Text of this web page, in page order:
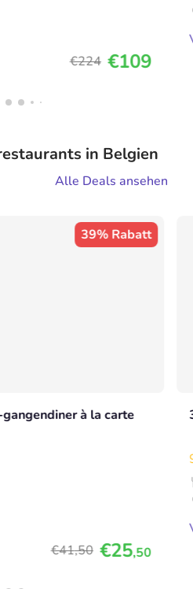
€224 €109
in Belgien
Alle Deals ansehen
39% Rabatt
à la carte
€41,50 €25,50